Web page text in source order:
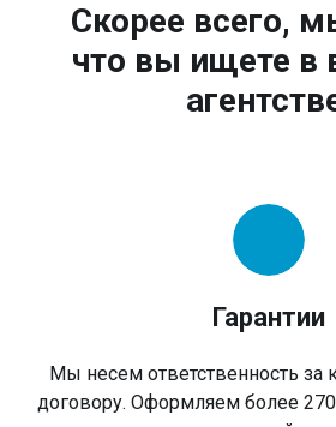
Скорее всего,
что вы ищете в
Гарантии
Мы несем ответственность за
договору. Оформляем более